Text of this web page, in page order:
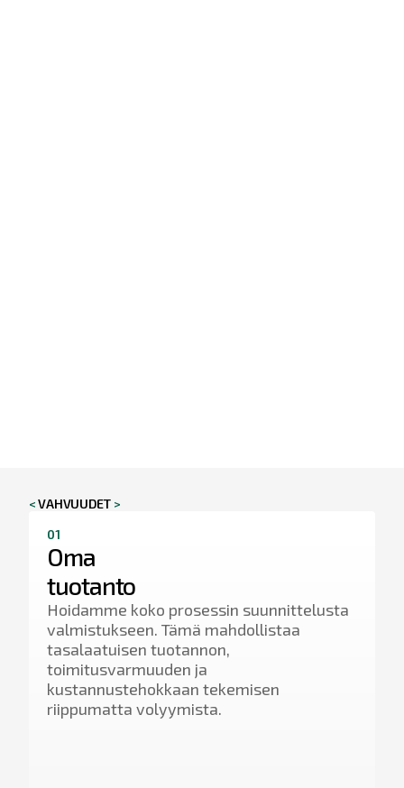
<VAHVUUDET >
01
Oma
tuotanto
Hoidamme koko prosessin suunnittelusta
valmistukseen. Tämä mahdollistaa
tasalaatuisen tuotannon,
toimitusvarmuuden ja
kustannustehokkaan tekemisen
riippumatta volyymista.